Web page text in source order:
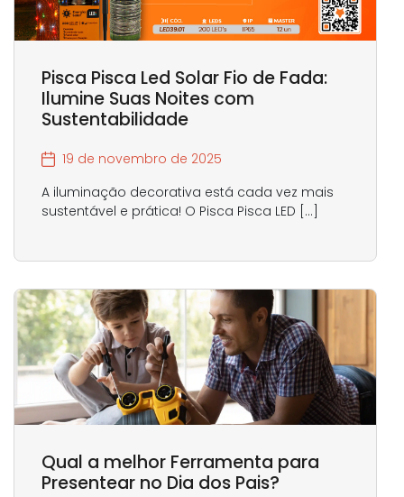
Pisca Pisca Led Solar Fio de Fada:
Ilumine Suas Noites com
Sustentabilidade
19 de novembro de 2025
A iluminação decorativa está cada vez mais
sustentável e prática! O Pisca Pisca LED […]
Qual a melhor Ferramenta para
Presentear no Dia dos Pais?